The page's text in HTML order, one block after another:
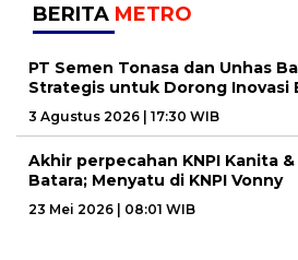
BERITA METRO
PT Semen Tonasa dan Unhas
Strategis untuk Dorong Inovasi
3 Agustus 2026 | 17:30 WIB
Akhir perpecahan KNPI Kanita &
Batara; Menyatu di KNPI Vonny
23 Mei 2026 | 08:01 WIB